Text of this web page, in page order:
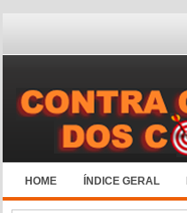
HOME ÍNDICE GERAL